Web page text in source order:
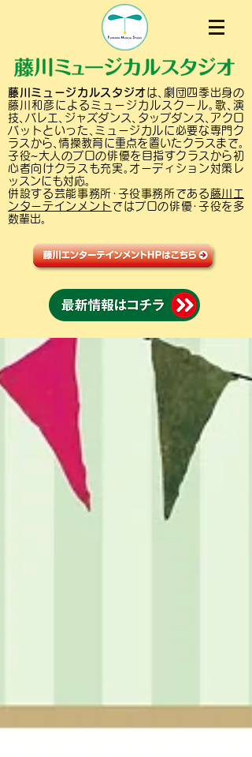
藤川ミュージカルスタジオは､劇団四季出身の
藤川和彦によるミュージカルスクール｡歌､演
技､バレエ､ジャズダンス､タップダンス､アクロ
バットといった､ミュージカルに必要な専門ク
ラスから､情操教育に重点を置いたクラスまで｡
子役~大人のプロの俳優を目指すクラスから初
心者向けクラスも充実｡オーディション対策レ
ッスンにも対応｡
併設する芸能事務所･子役事務所である 藤川エ
ンターテインメント ではプロの俳優･子役を多
数輩出｡